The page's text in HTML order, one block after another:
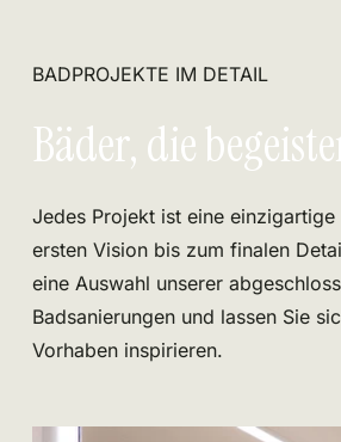
BADPROJEKTE IM DETAIL
Bäder, die
Jedes Projekt ist eine einzigartige
ersten Vision bis zum finalen
eine Auswahl unserer
Badsanierungen und lassen Sie
Vorhaben inspirieren.